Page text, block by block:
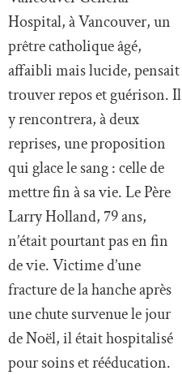
Hospital, à Vancouver, un
prêtre catholique âgé,
affaibli mais lucide, pensait
trouver repos et guérison. Il
y rencontrera, à deux
reprises, une proposition
qui glace le sang : celle de
mettre fin à sa vie. Le Père
Larry Holland, 79 ans,
n’était pourtant pas en fin
de vie. Victime d’une
fracture de la hanche après
une chute survenue le jour
de Noël, il était hospitalisé
pour soins et rééducation.